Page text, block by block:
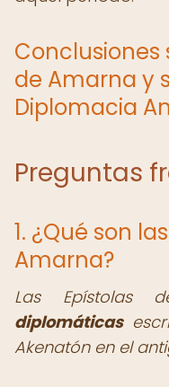
Conclusiones
de Amarna y
Diplomacia
Preguntas
1. ¿Qué son
Amarna?
Las Epístolas
diplomáticas
Akenatón en el